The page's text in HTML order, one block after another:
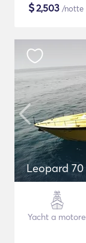
$2,503 /notte
Leopard 70
Yacht a motore